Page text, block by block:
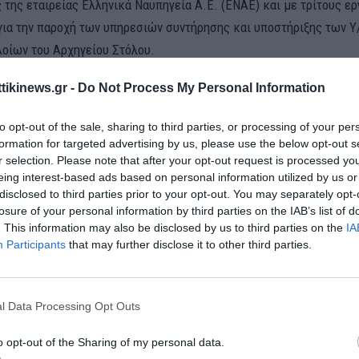
- Do Not Process My Personal Information
opt-out of the sale, sharing to third parties, or processing of your
for targeted advertising by us, please use the below opt-out
selection. Please note that after your opt-out request is processed
interest-based ads based on personal information utilized by us
to third parties prior to your opt-out. You may separately
of your personal information by third parties on the IAB’s list of
This information may also be disclosed by us to third parties on the
Participants that may further disclose it to other third parties.
Data Processing Opt Outs
opt-out of the Sharing of my personal data.
της εταιρείας Ελληνικά Ναυπηγεία Α.Ε. (ΕΝΑΕ) και με τρίτους
την παροχή των υπηρεσιών συντήρησης και υποστήριξης των
του Αρχηγείου Στόλου.
(από την 1η Ιουλίου 2023) στην ισχύ των
ολοκλήρωση εργασιών σε υποβρύχια (Υ/Β) του Πολεμικού
παρ. 8 και 9 άρθρου 26 ν. 4258/2014
του ν. 4258/2014 (Α΄ 94) επέρχονται οι ακόλουθες
9 παρατείνεται το χρονικό διάστημα εκτέλεσης των εργασιών
γ) στο δεύτερο εδάφιο της περ. β΄ της παρ. 9, παρατείνεται η
ως εξής: «8. Για τα Υ/Β «ΠΙΠΙΝΟΣ», «ΜΑΤΡΩΖΟΣ»,